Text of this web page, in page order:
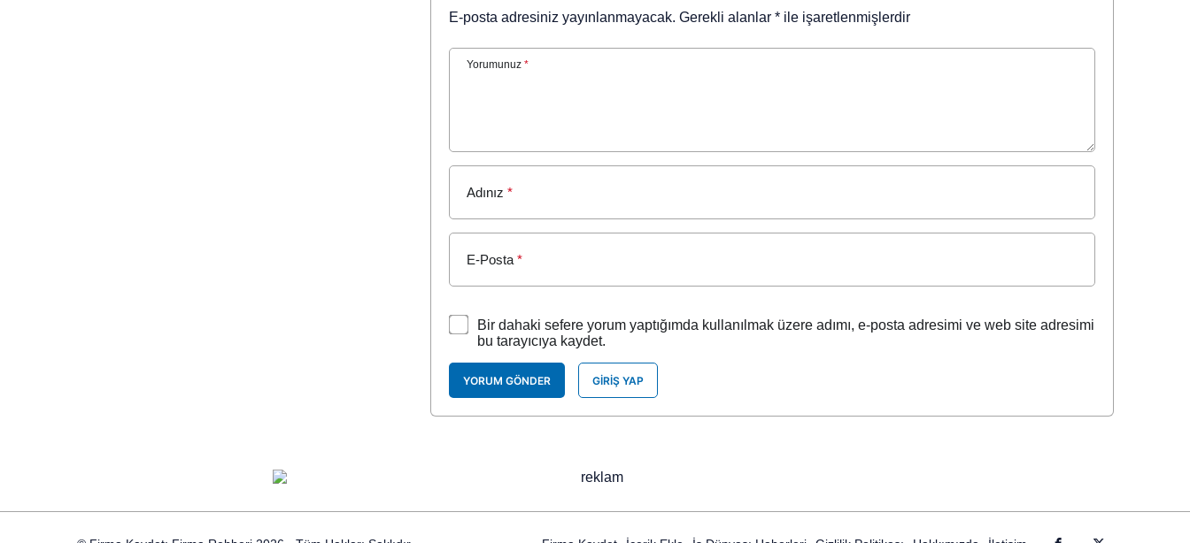
E-posta adresiniz yayınlanmayacak. Gerekli alanlar * ile işaretlenmişlerdir
Yorumunuz *
Adınız *
E-Posta *
Bir dahaki sefere yorum yaptığımda kullanılmak üzere adımı, e-posta adresimi ve web site adresimi
bu tarayıcıya kaydet.
YORUM GÖNDER GIRIŞ YAP